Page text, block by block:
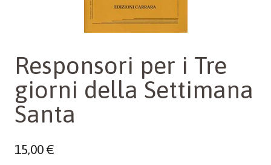
Responsori per i Tre
giorni della Settimana
Santa
15,00€